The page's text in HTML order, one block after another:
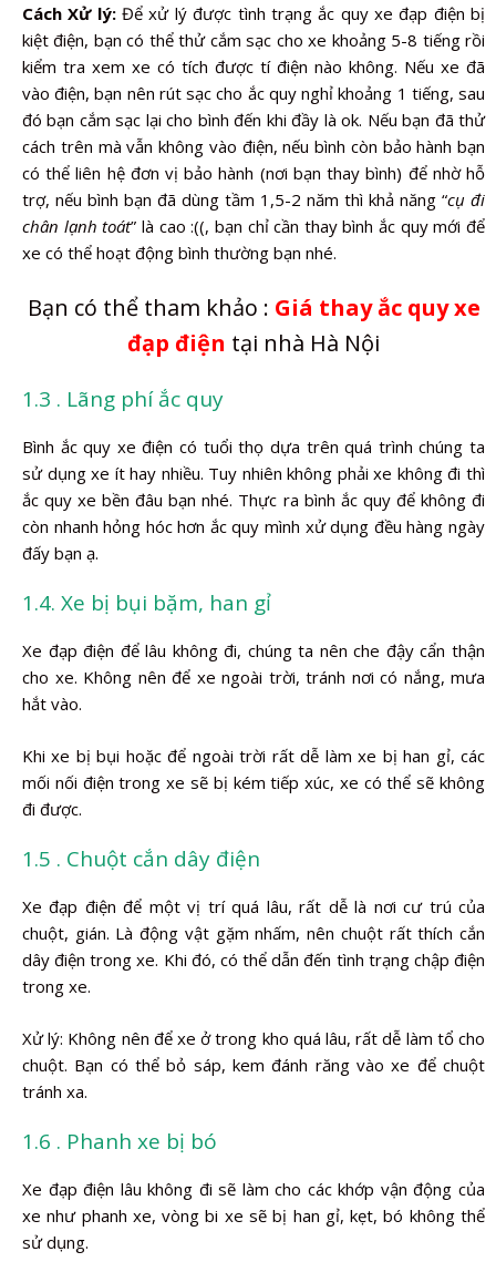
Cách Xử lý:Để xử lý được tình trạng ắc quy xe đạp điện bị
kiệt điện, bạn có thể thử cắm sạc cho xe khoảng 5-8 tiếng rồi
kiểm tra xem xe có tích được tí điện nào không. Nếu xe đã
vào điện, bạn nên rút sạc cho ắc quy nghỉ khoảng 1 tiếng, sau
đó bạn cắm sạc lại cho bình đến khi đầy là ok. Nếu bạn đã thử
cách trên mà vẫn không vào điện, nếu bình còn bảo hành bạn
có thể liên hệ đơn vị bảo hành (nơi bạn thay bình) để nhờ hỗ
trợ, nếu bình bạn đã dùng tầm 1,5-2 năm thì khả năng “cụ đi
chân lạnh toát” là cao :((, bạn chỉ cần thay bình ắc quy mới để
xe có thể hoạt động bình thường bạn nhé.
Bạn có thể tham khảo : Giá thay ắc quy xe
đạp điện tại nhà Hà Nội
1.3 . Lãng phí ắc quy
Bình ắc quy xe điện có tuổi thọ dựa trên quá trình chúng ta
sử dụng xe ít hay nhiều. Tuy nhiên không phải xe không đi thì
ắc quy xe bền đâu bạn nhé. Thực ra bình ắc quy để không đi
còn nhanh hỏng hóc hơn ắc quy mình xử dụng đều hàng ngày
đấy bạn ạ.
1.4. Xe bị bụi bặm, han gỉ
Xe đạp điện để lâu không đi, chúng ta nên che đậy cẩn thận
cho xe. Không nên để xe ngoài trời, tránh nơi có nắng, mưa
hắt vào.
Khi xe bị bụi hoặc để ngoài trời rất dễ làm xe bị han gỉ, các
mối nối điện trong xe sẽ bị kém tiếp xúc, xe có thể sẽ không
đi được.
1.5 . Chuột cắn dây điện
Xe đạp điện để một vị trí quá lâu, rất dễ là nơi cư trú của
chuột, gián. Là động vật gặm nhấm, nên chuột rất thích cắn
dây điện trong xe. Khi đó, có thể dẫn đến tình trạng chập điện
trong xe.
Xử lý: Không nên để xe ở trong kho quá lâu, rất dễ làm tổ cho
chuột. Bạn có thể bỏ sáp, kem đánh răng vào xe để chuột
tránh xa.
1.6 . Phanh xe bị bó
Xe đạp điện lâu không đi sẽ làm cho các khớp vận động của
xe như phanh xe, vòng bi xe sẽ bị han gỉ, kẹt, bó không thể
sử dụng.